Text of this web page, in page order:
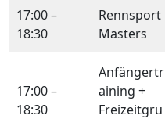
17:00 –
18:30
Rennsport
Masters
17:00 –
18:30
Anfängertr
aining +
Freizeitgru